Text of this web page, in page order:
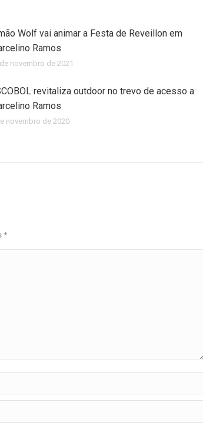
Wolf vai animar a Festa de Reveillon em
Ramos
novembro de 2021
revitaliza outdoor no trevo de acesso a
Ramos
novembro de 2020
*